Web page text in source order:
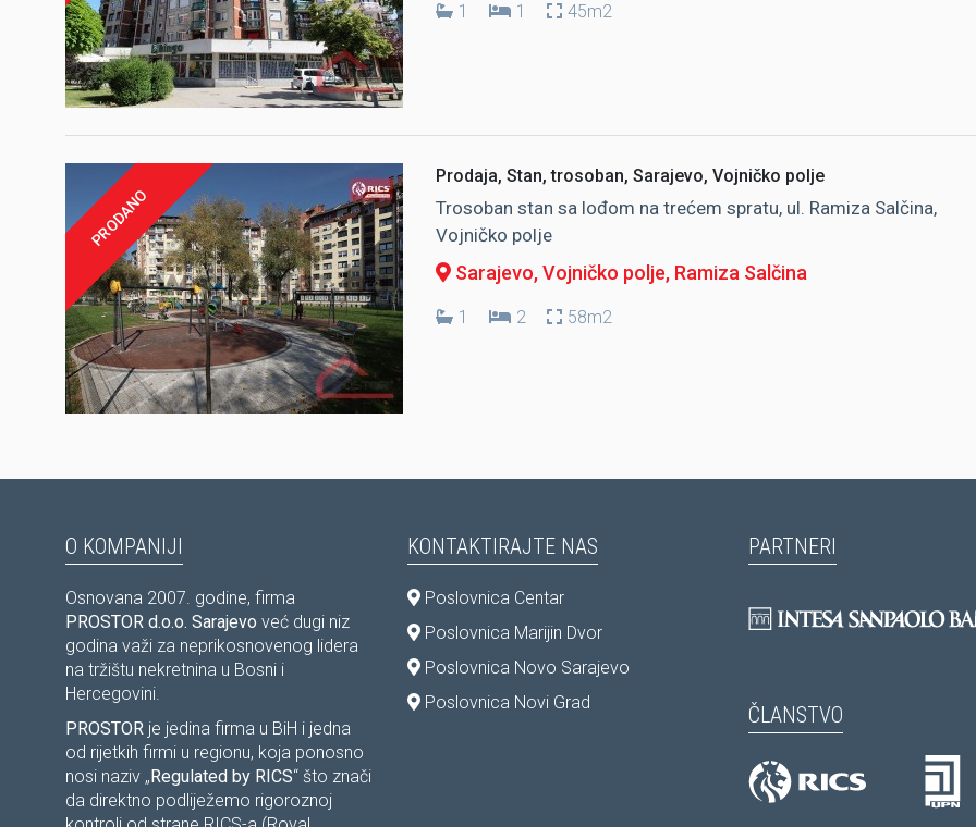
1 1 45m2
PRODANO
Prodaja, Stan, trosoban, Sarajevo, Vojničko polje
Trosoban stan sa lođom na trećem spratu, ul. Ramiza Salčina,
Vojničko polje
Sarajevo, Vojničko polje, Ramiza Salčina
1 2 58m2
O KOMPANIJI
Osnovana 2007. godine, firma
PROSTOR d.o.o. Sarajevo već dugi niz
godina važi za neprikosnovenog lidera
na tržištu nekretnina u Bosni i
Hercegovini.
PROSTOR je jedina firma u BiH i jedna
od rijetkih firmi u regionu, koja ponosno
nosi naziv „Regulated by RICS“ što znači
da direktno podliježemo rigoroznoj
KONTAKTIRAJTE NAS
Poslovnica Centar
Poslovnica Marijin Dvor
Poslovnica Novo Sarajevo
Poslovnica Novi Grad
PARTNERI
ČLANSTVO